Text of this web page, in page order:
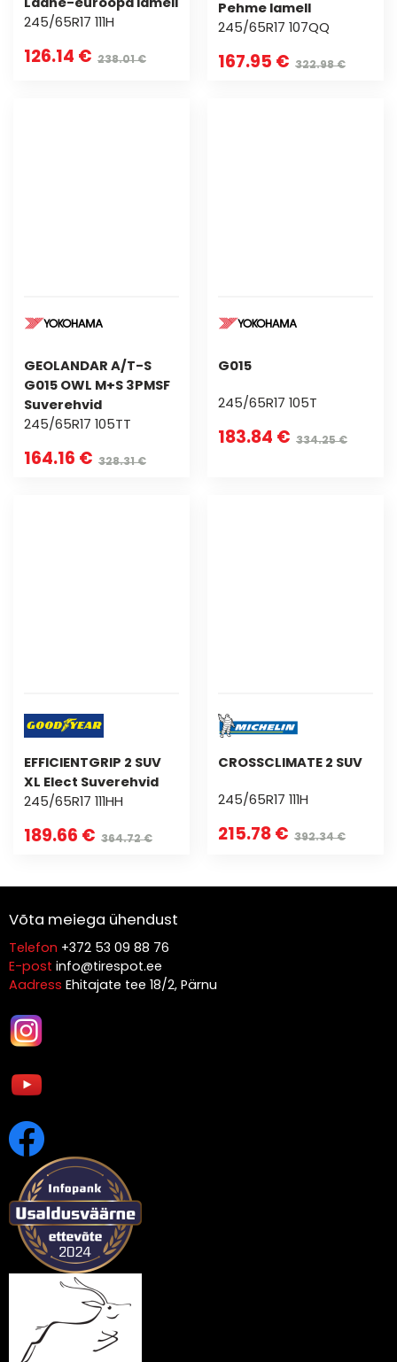
245/65R17 111H
126.14 € 238.01 €
Pehme lamell
245/65R17 107QQ
167.95 € 322.98 €
GEOLANDAR A/T-S
G015 OWL M+S 3PMSF
Suverehvid
245/65R17 105TT
164.16 € 328.31 €
G015
245/65R17 105T
183.84 € 334.25 €
EFFICIENTGRIP 2 SUV
XL Elect Suverehvid
245/65R17 111HH
189.66 € 364.72 €
CROSSCLIMATE 2 SUV
245/65R17 111H
215.78 € 392.34 €
Võta meiega ühendust
Telefon +372 53 09 88 76
E-post info@tirespot.ee
Aadress Ehitajate tee 18/2, Pärnu